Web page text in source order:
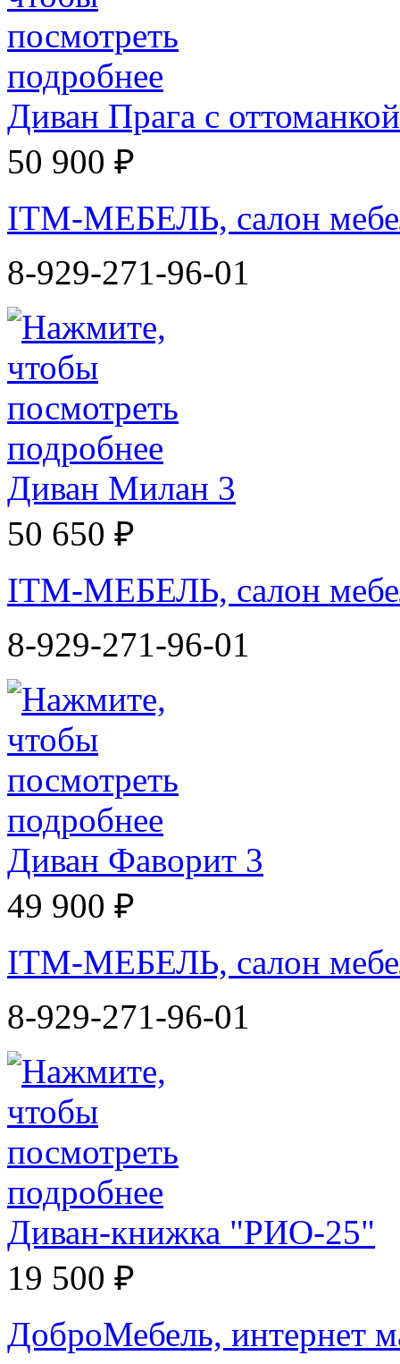
Диван Прага с оттоманкой
50 900 ₽
ITM-МЕБЕЛЬ, салон
8-929-271-96-01
Диван Милан 3
50 650 ₽
ITM-МЕБЕЛЬ, салон
8-929-271-96-01
Диван Фаворит 3
49 900 ₽
ITM-МЕБЕЛЬ, салон
8-929-271-96-01
Диван-книжка "РИО-25"
19 500 ₽
ДоброМебель, интернет